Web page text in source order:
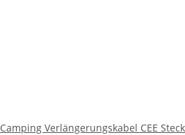
Camping Verlängerungskabel CEE